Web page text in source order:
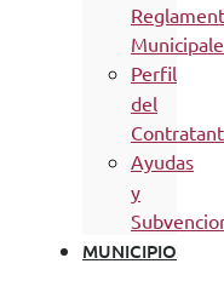
Perfil
del
Ayudas
y
MUNICIPIO